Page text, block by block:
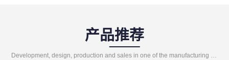
产品推荐
Development, design, production and sales in one of the manufacturing enterprises